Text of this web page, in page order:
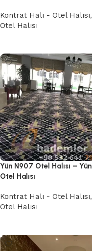
Kontrat Halı - Otel Halısı,
Otel Halısı
Yün N907 Otel Halısı – Yün
Otel Halısı
Kontrat Halı - Otel Halısı,
Otel Halısı